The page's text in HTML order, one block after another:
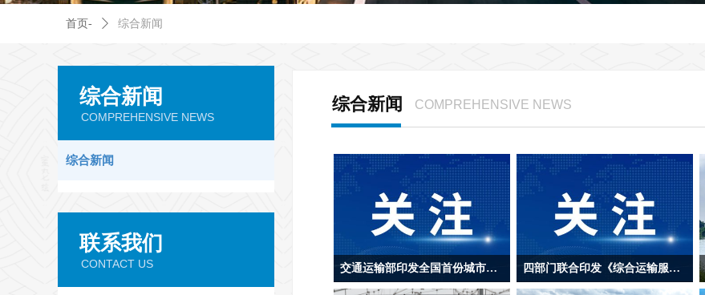
首页- ꄲ 综合新闻
综合新闻 COMPREHENSIVE NEWS
交通运输部印发全国首份城市轨道交通运营防汛防台风指南
来源：中国交通报
四部门联合印发《综合运输服务发展“十五五”规划》
来源：中国交通报
联系我们
CONTACT US
综合新闻
综合新闻
COMPREHENSIVE NEWS